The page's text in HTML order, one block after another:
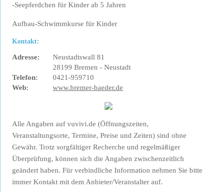
-Seepferdchen für Kinder ab 5 Jahren
Aufbau-Schwimmkurse für Kinder
Kontakt:
Adresse:
Neustadtswall 81
28199 Bremen - Neustadt
Telefon:
0421-959710
Web:
www.bremer-baeder.de
Alle Angaben auf vuvivi.de (Öffnungszeiten,
Veranstaltungsorte, Termine, Preise und Zeiten) sind ohne
Gewähr. Trotz sorgfältiger Recherche und regelmäßiger
Überprüfung, können sich die Angaben zwischenzeitlich
geändert haben. Für verbindliche Information nehmen Sie bitte
immer Kontakt mit dem Anbieter/Veranstalter auf.